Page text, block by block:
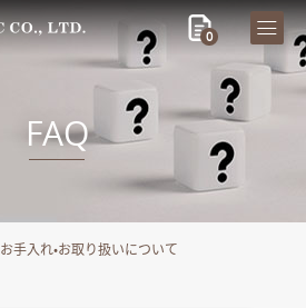
0
FAQ
お手入れ・お取り扱いについて